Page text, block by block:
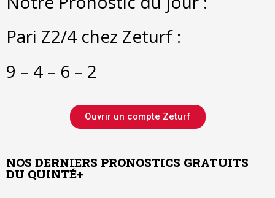
Pari Z2/4 chez Zeturf :
9 – 4 – 6 – 2
Ouvrir un compte Zeturf
NOS DERNIERS PRONOSTICS GRATUITS
DU QUINTÉ+
Pronostic
Août 7, 2026
quinté